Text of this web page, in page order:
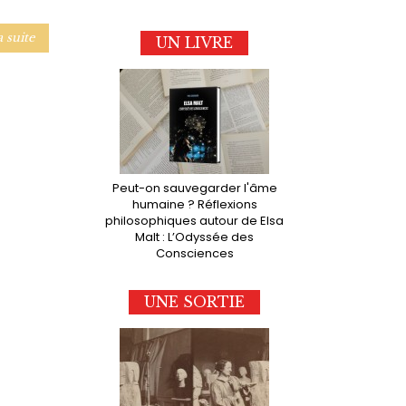
suite UN LIVRE
Peut-on sauvegarder l'âme
humaine ? Réflexions
philosophiques autour de Elsa
Malt : L’Odyssée des
Consciences
UNE SORTIE